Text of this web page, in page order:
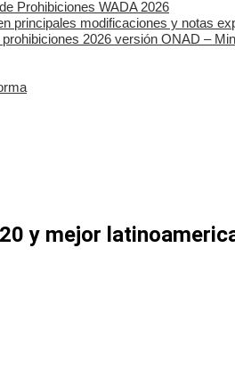
Prohibiciones WADA 2026
principales modificaciones y notas
prohibiciones 2026 versión ONAD –
y mejor